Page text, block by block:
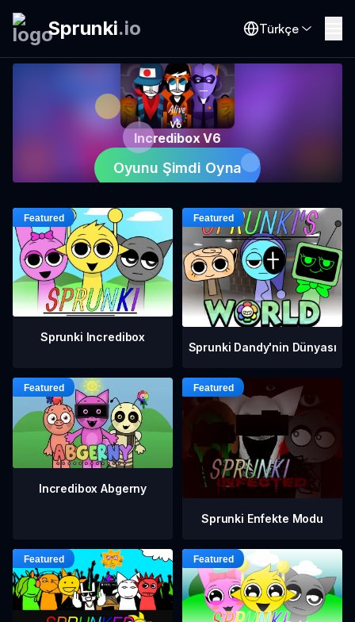
Sprunki.io Türkçe
Incredibox V6
Oyunu Şimdi Oyna
Sprunki Incredibox
Sprunki Dandy'nin Dünyası
Incredibox Abgerny
Sprunki Enfekte Modu